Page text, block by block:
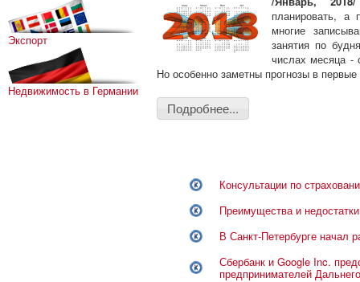
Экспорт
Недвижимость в Германии
планировать, а
многие
занятия по
числах месяца -
Но особенно заметны прогнозы в
Подробнее...
Консультации по
Преимущества и
В Санкт-Петербурге начал
Сбербанк и Google Inc.
предпринимателей